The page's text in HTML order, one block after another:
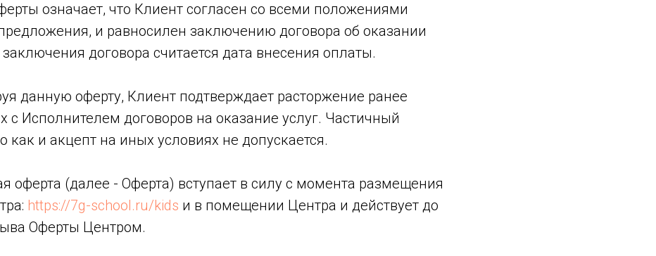
означает, что Клиент согласен со всеми положениями
и равносилен заключению договора об оказании
договора считается дата внесения оплаты.
данную оферту, Клиент подтверждает расторжение ранее
с Исполнителем договоров на оказание услуг. Частичный
как и акцепт на иных условиях не допускается.
оферта (далее - Оферта) вступает в силу с момента размещения
https://7g-school.ru/kids и в помещении Центра и действует до
Оферты Центром.